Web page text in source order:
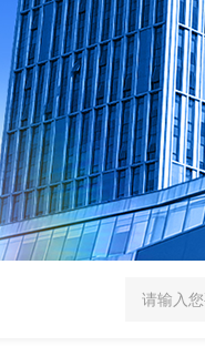
HT/SC-800砂尘试验机厂家